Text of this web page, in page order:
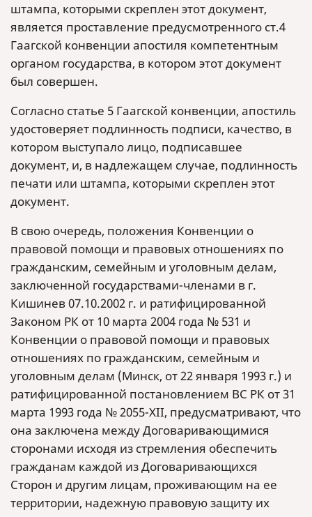
штампа, которыми скреплен этот документ,
является проставление предусмотренного ст.4
Гаагской конвенции апостиля компетентным
органом государства, в котором этот документ
был совершен.
Согласно статье 5 Гаагской конвенции, апостиль
удостоверяет подлинность подписи, качество, в
котором выступало лицо, подписавшее
документ, и, в надлежащем случае, подлинность
печати или штампа, которыми скреплен этот
документ.
В свою очередь, положения Конвенции о
правовой помощи и правовых отношениях по
гражданским, семейным и уголовным делам,
заключенной государствами-членами в г.
Кишинев 07.10.2002 г. и ратифицированной
Законом РК от 10 марта 2004 года № 531 и
Конвенции о правовой помощи и правовых
отношениях по гражданским, семейным и
уголовным делам (Минск, от 22 января 1993 г.) и
ратифицированной постановлением ВС РК от 31
марта 1993 года № 2055-XII, предусматривают, что
она заключена между Договаривающимися
сторонами исходя из стремления обеспечить
гражданам каждой из Договаривающихся
Сторон и другим лицам, проживающим на ее
территории, надежную правовую защиту их